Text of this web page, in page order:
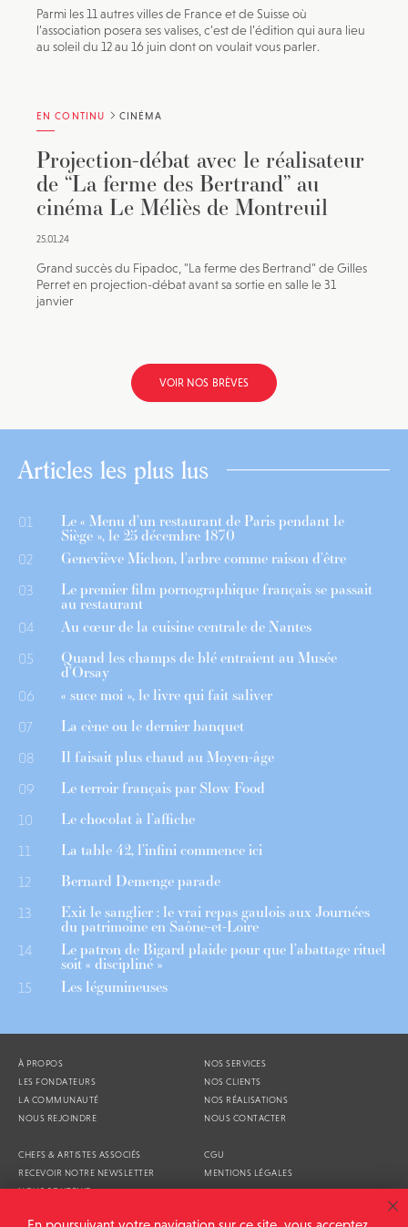
Parmi les 11 autres villes de France et de Suisse où
l’association posera ses valises, c’est de l’édition qui aura lieu
au soleil du 12 au 16 juin dont on voulait vous parler.
EN CONTINU CINÉMA
Projection-débat avec le réalisateur
de “La ferme des Bertrand” au
cinéma Le Méliès de Montreuil
25.01.24
Grand succès du Fipadoc, "La ferme des Bertrand" de Gilles
Perret en projection-débat avant sa sortie en salle le 31
janvier
VOIR NOS BRÈVES
Articles les plus lus
01 Le « Menu d’un restaurant de Paris pendant le
Siège », le 25 décembre 1870
02 Geneviève Michon, l’arbre comme raison d’être
03 Le premier film pornographique français se passait
au restaurant
04 Au cœur de la cuisine centrale de Nantes
05 Quand les champs de blé entraient au Musée
d’Orsay
06 « suce moi », le livre qui fait saliver
07 La cène ou le dernier banquet
08 Il faisait plus chaud au Moyen-âge
09 Le terroir français par Slow Food
10 Le chocolat à l’affiche
11 La table 42, l’infini commence ici
12 Bernard Demenge parade
13 Exit le sanglier : le vrai repas gaulois aux Journées
du patrimoine en Saône-et-Loire
14 Le patron de Bigard plaide pour que l’abattage rituel
soit « discipliné »
15 Les légumineuses
À PROPOS
LES FONDATEURS
LA COMMUNAUTÉ
NOUS REJOINDRE
NOS SERVICES
NOS CLIENTS
NOS RÉALISATIONS
NOUS CONTACTER
CHEFS & ARTISTES ASSOCIÉS
RECEVOIR NOTRE NEWSLETTER
NOUS SOUTENIR
CGU
MENTIONS LÉGALES